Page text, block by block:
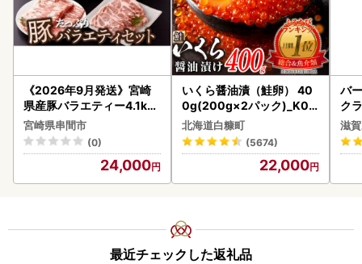
《2026年9月発送》宮崎
県産豚バラエティー4.1kg
セット_K033-057-2609
宮崎県串間市
(0)
24,000
いくら醤油漬（鮭卵） 40
0g(200g×2パック)_K02
2-1676
北海道白糠町
(5674)
22,000
バ
ク
ア
ン
滋
最近チェックした返礼品